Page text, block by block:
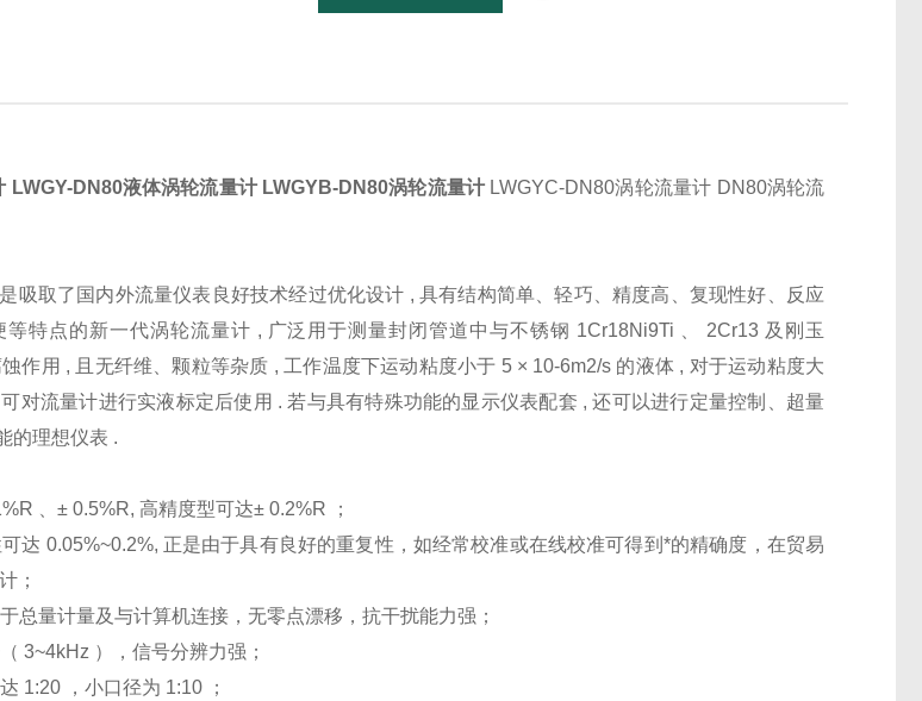
LWGY-DN80液体涡轮流量计 LWGYB-DN80涡轮流量计 LWGYC-DN80涡轮流量计 DN80涡轮流
吸取了国内外流量仪表良好技术经过优化设计 , 具有结构简单、轻巧、精度高、复现性好、反应
特点的新一代涡轮流量计 , 广泛用于测量封闭管道中与不锈钢 1Cr18Ni9Ti 、 2Cr13 及刚玉
作用 , 且无纤维、颗粒等杂质 , 工作温度下运动粘度小于 5 × 10-6m2/s 的液体 , 对于运动粘度大
对流量计进行实液标定后使用 . 若与具有特殊功能的显示仪表配套 , 还可以进行定量控制、超量
的理想仪表 .
、± 0.5%R, 高精度型可达± 0.2%R ；
达 0.05%~0.2%, 正是由于具有良好的重复性，如经常校准或在线校准可得到*的精确度，在贸易
；
总量计量及与计算机连接，无零点漂移，抗干扰能力强；
3~4kHz ），信号分辨力强；
1:20 ，小口径为 1:10 ；